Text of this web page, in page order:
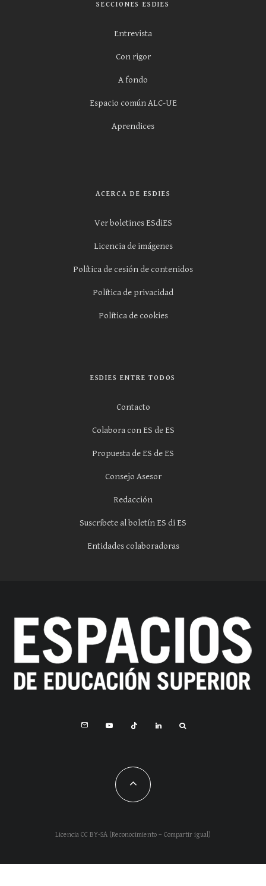
SECCIONES ESDIES
Entrevista
Con rigor
A fondo
Espacio común ALC-UE
Aprendices
ACERCA DE ESDIES
Ver boletines ESdiES
Licencia de imágenes
Política de cesión de contenidos
Política de privacidad
Política de cookies
ESDIES ENTRE TODOS
Contacto
Colabora con ES de ES
Propuesta de ES de ES
Consejo Asesor
Redacción
Suscríbete al boletín ES di ES
Entidades colaboradoras
Licencia CC BY-SA (Reconocimiento – Compartir igual)